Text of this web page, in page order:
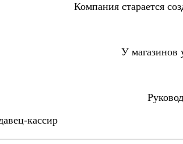
Компания старается
У магазинов